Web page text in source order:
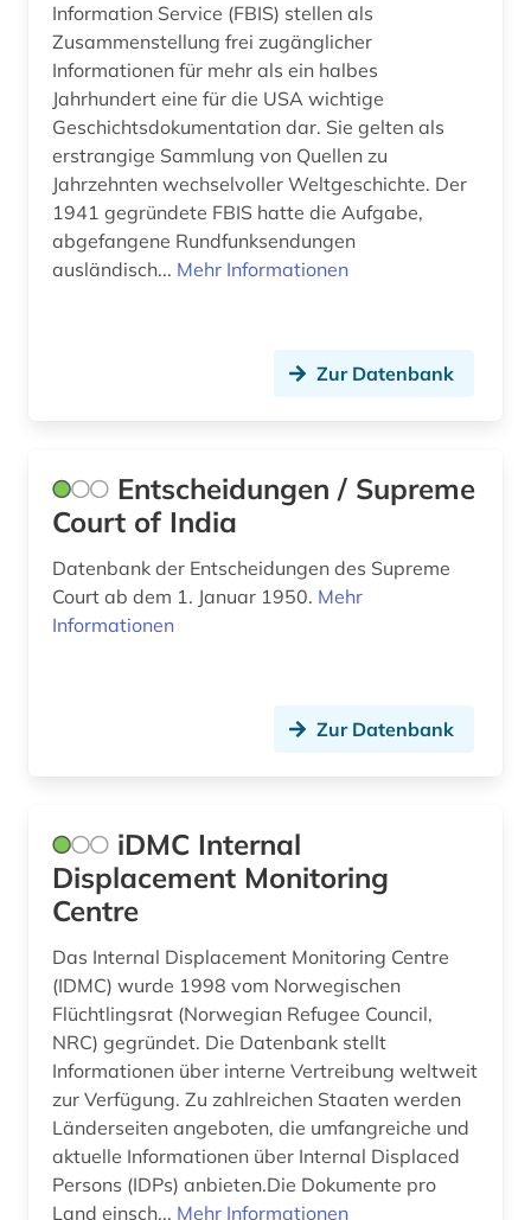
Information Service (FBIS) stellen als
Zusammenstellung frei zugänglicher
Informationen für mehr als ein halbes
Jahrhundert eine für die USA wichtige
Geschichtsdokumentation dar. Sie gelten als
erstrangige Sammlung von Quellen zu
Jahrzehnten wechselvoller Weltgeschichte. Der
1941 gegründete FBIS hatte die Aufgabe,
abgefangene Rundfunksendungen
ausländisch... Mehr Informationen
Zur Datenbank
Entscheidungen / Supreme
Court of India
Datenbank der Entscheidungen des Supreme
Court ab dem 1. Januar 1950. Mehr
Informationen
Zur Datenbank
iDMC Internal
Displacement Monitoring
Centre
Das Internal Displacement Monitoring Centre
(IDMC) wurde 1998 vom Norwegischen
Flüchtlingsrat (Norwegian Refugee Council,
NRC) gegründet. Die Datenbank stellt
Informationen über interne Vertreibung weltweit
zur Verfügung. Zu zahlreichen Staaten werden
Länderseiten angeboten, die umfangreiche und
aktuelle Informationen über Internal Displaced
Persons (IDPs) anbieten.Die Dokumente pro
Land einsch... Mehr Informationen